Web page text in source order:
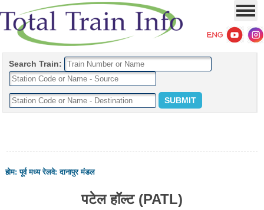
Search Train:
होम:पूर्व मध्य रेलवे:दानापुर मंडल
पटेल हॉल्ट (PATL)